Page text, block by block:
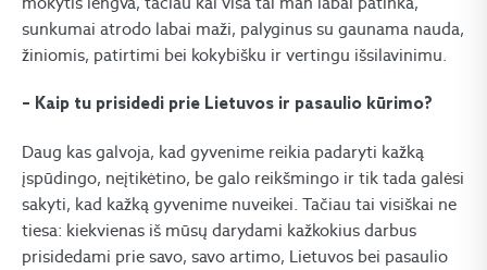
sunkumai atrodo labai maži, palyginus su gaunama nauda,
žiniomis, patirtimi bei kokybišku ir vertingu išsilavinimu.
– Kaip tu prisidedi prie Lietuvos ir pasaulio kūrimo?
Daug kas galvoja, kad gyvenime reikia padaryti kažką
įspūdingo, neįtikėtino, be galo reikšmingo ir tik tada galėsi
sakyti, kad kažką gyvenime nuveikei. Tačiau tai visiškai ne
tiesa: kiekvienas iš mūsų darydami kažkokius darbus
prisidedami prie savo, savo artimo, Lietuvos bei pasaulio